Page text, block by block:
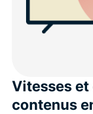
Vitesses
contenus